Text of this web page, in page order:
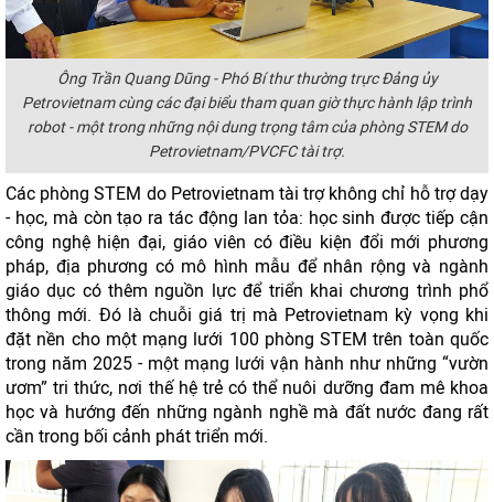
Ông Trần Quang Dũng - Phó Bí thư thường trực Đảng ủy
Petrovietnam cùng các đại biểu tham quan giờ thực hành lập trình
robot - một trong những nội dung trọng tâm của phòng STEM do
Petrovietnam/PVCFC tài trợ.
Các phòng STEM do Petrovietnam tài trợ không chỉ hỗ trợ dạy
- học, mà còn tạo ra tác động lan tỏa: học sinh được tiếp cận
công nghệ hiện đại, giáo viên có điều kiện đổi mới phương
pháp, địa phương có mô hình mẫu để nhân rộng và ngành
giáo dục có thêm nguồn lực để triển khai chương trình phổ
thông mới. Đó là chuỗi giá trị mà Petrovietnam kỳ vọng khi
đặt nền cho một mạng lưới 100 phòng STEM trên toàn quốc
trong năm 2025 - một mạng lưới vận hành như những “vườn
ươm” tri thức, nơi thế hệ trẻ có thể nuôi dưỡng đam mê khoa
học và hướng đến những ngành nghề mà đất nước đang rất
cần trong bối cảnh phát triển mới.